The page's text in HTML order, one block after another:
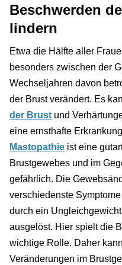
Beschwerden
lindern
Etwa die Hälfte aller
besonders zwischen der
Wechseljahren davon
der Brust verändert. Es
der Brust und
eine ernsthafte
Mastopathie ist eine
Brustgewebes und im
gefährlich. Die
verschiedenste
durch ein
ausgelöst. Hier spielt die
wichtige Rolle. Daher
Veränderungen im